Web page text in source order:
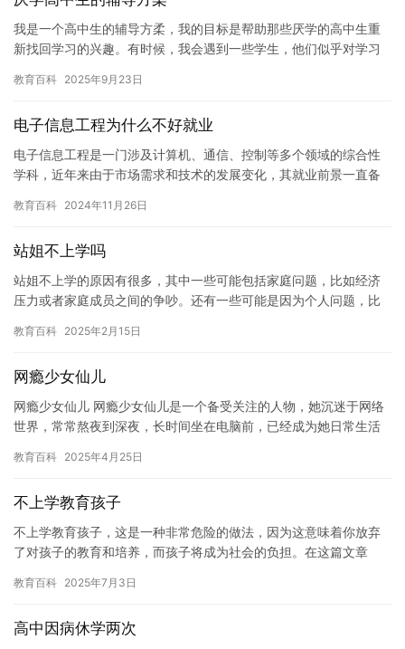
我是一个高中生的辅导方柔，我的目标是帮助那些厌学的高中生重
新找回学习的兴趣。有时候，我会遇到一些学生，他们似乎对学习
试。这…
教育百科 2025年9月23日
电子信息工程为什么不好就业
电子信息工程是一门涉及计算机、通信、控制等多个领域的综合性
学科，近年来由于市场需求和技术的发展变化，其就业前景一直备
子信息…
教育百科 2024年11月26日
站姐不上学吗
站姐不上学的原因有很多，其中一些可能包括家庭问题，比如经济
压力或者家庭成员之间的争吵。还有一些可能是因为个人问题，比
她都需…
教育百科 2025年2月15日
网瘾少女仙儿
网瘾少女仙儿 网瘾少女仙儿是一个备受关注的人物，她沉迷于网络
世界，常常熬夜到深夜，长时间坐在电脑前，已经成为她日常生活
影…
教育百科 2025年4月25日
不上学教育孩子
不上学教育孩子，这是一种非常危险的做法，因为这意味着你放弃
了对孩子的教育和培养，而孩子将成为社会的负担。在这篇文章
正确的价…
教育百科 2025年7月3日
高中因病休学两次